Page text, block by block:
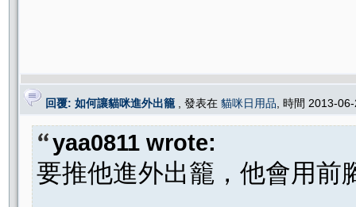
回覆: 如何讓貓咪進外出籠 , 發表在 貓咪日用品 , 時間 2013-
yaa0811 wrote:
要推他進外出籠，他會用前